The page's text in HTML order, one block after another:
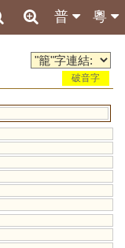
粵
普
破音字